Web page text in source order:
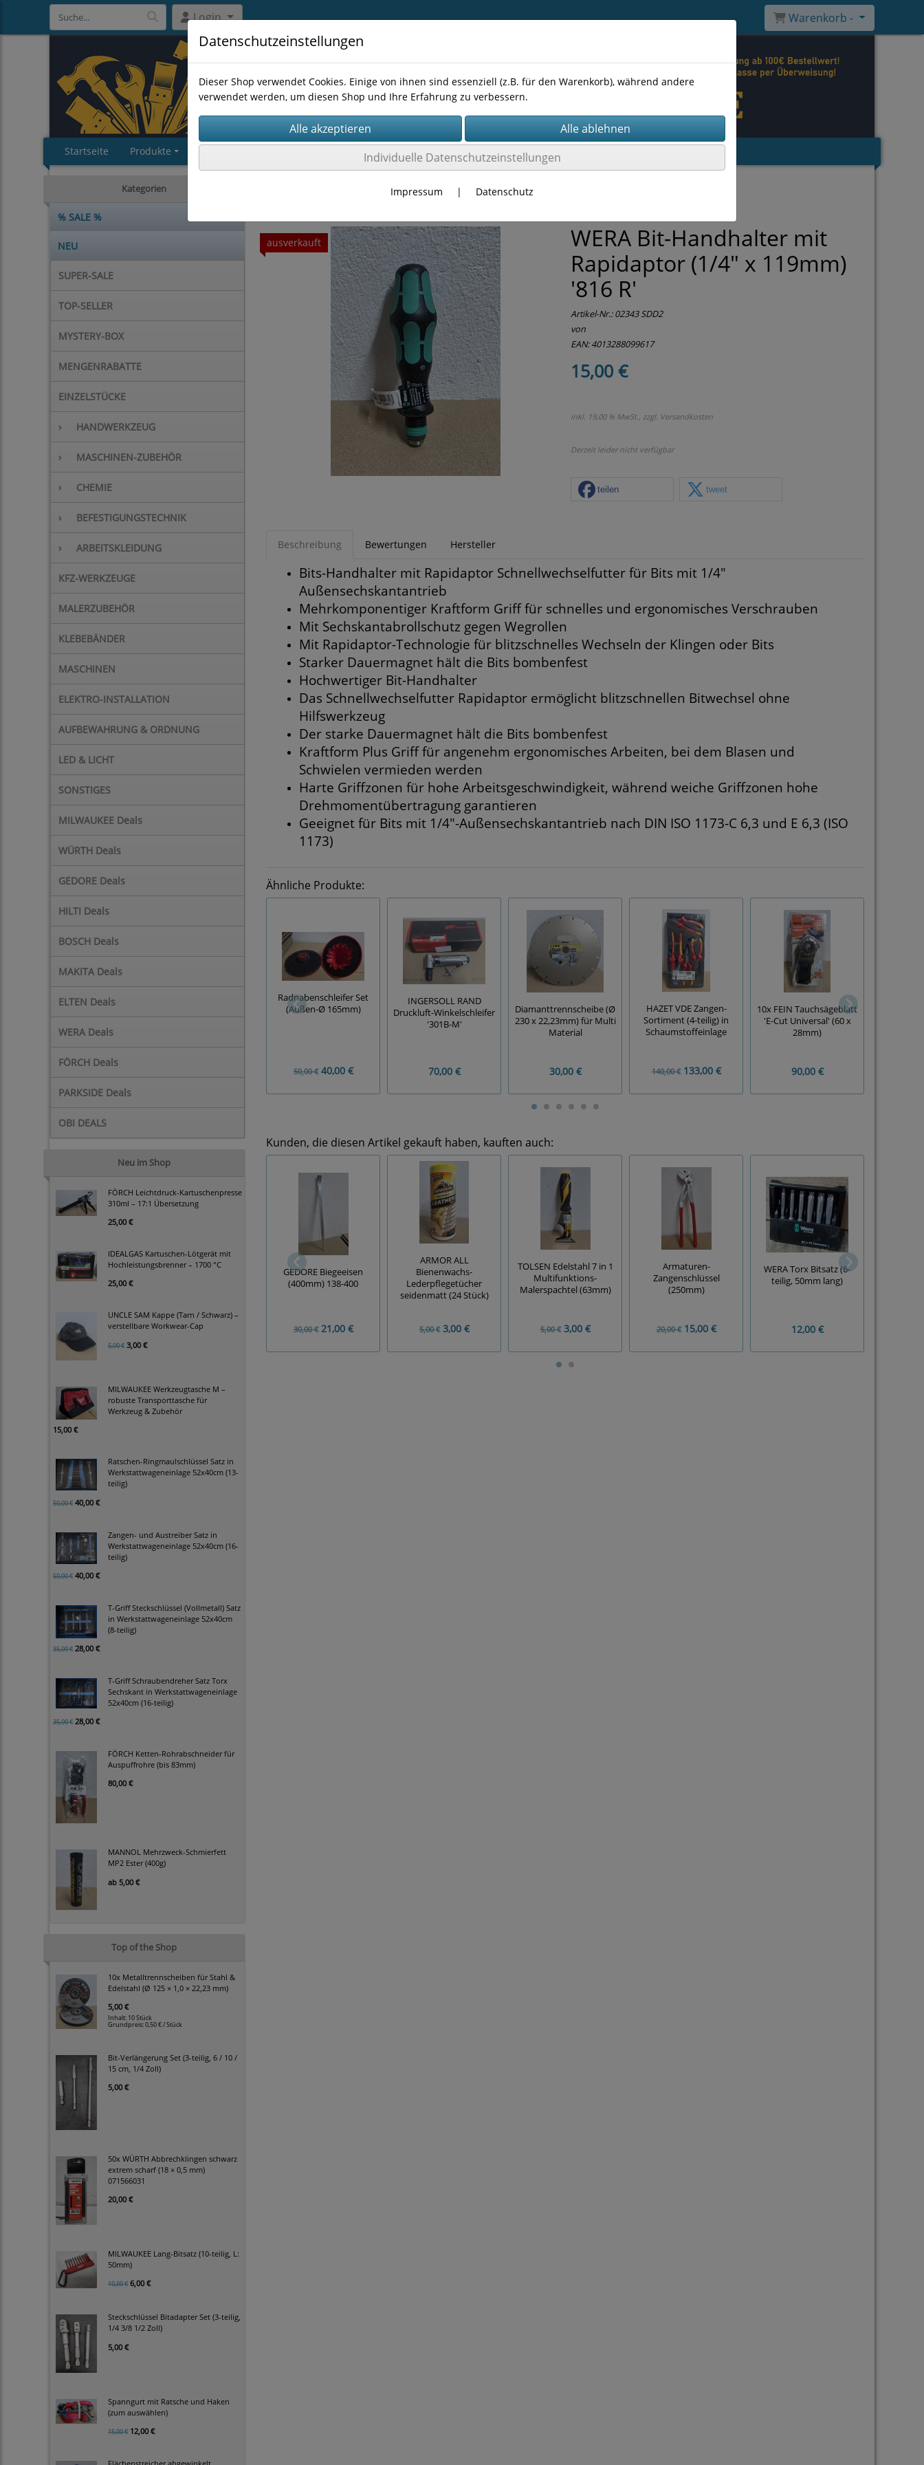
Login Warenkorb -
Startseite Produkte
Kategorien
% SALE %
NEU
SUPER-SALE
TOP-SELLER
MYSTERY-BOX
MENGENRABATTE
EINZELSTÜCKE
› HANDWERKZEUG
› MASCHINEN-ZUBEHÖR
› CHEMIE
› BEFESTIGUNGSTECHNIK
› ARBEITSKLEIDUNG
KFZ-WERKZEUGE
MALERZUBEHÖR
KLEBEBÄNDER
MASCHINEN
ELEKTRO-INSTALLATION
AUFBEWAHRUNG & ORDNUNG
LED & LICHT
SONSTIGES
MILWAUKEE Deals
WÜRTH Deals
GEDORE Deals
HILTI Deals
BOSCH Deals
MAKITA Deals
ELTEN Deals
WERA Deals
FÖRCH Deals
PARKSIDE Deals
OBI DEALS
Neu im Shop
FÖRCH Leichtdruck-Kartuschenpresse
310ml – 17:1 Übersetzung
25,00 €
IDEALGAS Kartuschen-Lötgerät mit
Hochleistungsbrenner – 1700 °C
25,00 €
UNCLE SAM Kappe (Tarn / Schwarz) –
verstellbare Workwear-Cap
5,00 € 3,00 €
MILWAUKEE Werkzeugtasche M –
robuste Transporttasche für
Werkzeug & Zubehör
15,00 €
Ratschen-Ringmaulschlüssel Satz in
Werkstattwageneinlage 52x40cm (13-
teilig)
50,00 € 40,00 €
Zangen- und Austreiber Satz in
Werkstattwageneinlage 52x40cm (16-
teilig)
50,00 € 40,00 €
T-Griff Steckschlüssel (Vollmetall) Satz
in Werkstattwageneinlage 52x40cm
(8-teilig)
35,00 € 28,00 €
T-Griff Schraubendreher Satz Torx
Sechskant in Werkstattwageneinlage
52x40cm (16-teilig)
35,00 € 28,00 €
FÖRCH Ketten-Rohrabschneider für
Auspuffrohre (bis 83mm)
80,00 €
MANNOL Mehrzweck-Schmierfett
MP2 Ester (400g)
ab 5,00 €
Top of the Shop
10x Metalltrennscheiben für Stahl &
Edelstahl (Ø 125 × 1,0 × 22,23 mm)
5,00 €
Inhalt: 10 Stück
Grundpreis:0,50 € / Stück
Bit-Verlängerung Set (3-teilig, 6 / 10 /
15 cm, 1/4 Zoll)
5,00 €
50x WÜRTH Abbrechklingen schwarz
extrem scharf (18 × 0,5 mm)
071566031
20,00 €
MILWAUKEE Lang-Bitsatz (10-teilig, L:
50mm)
10,00 € 6,00 €
Steckschlüssel Bitadapter Set (3-teilig,
1/4 3/8 1/2 Zoll)
5,00 €
Spanngurt mit Ratsche und Haken
(zum auswählen)
15,00 € 12,00 €
ausverkauft
WERA Bit-Handhalter mit
Rapidaptor (1/4" x 119mm)
'816 R'
Artikel-Nr.:02343 SDD2
von
EAN: 4013288099617
15,00 €
inkl. 19,00 % MwSt., zzgl. Versandkosten
Derzeit leider nicht verfügbar
teilen tweet
Beschreibung Bewertungen Hersteller
Bits-Handhalter mit Rapidaptor Schnellwechselfutter für Bits mit 1/4"
Außensechskantantrieb
Mehrkomponentiger Kraftform Griff für schnelles und ergonomisches Verschrauben
Mit Sechskantabrollschutz gegen Wegrollen
Mit Rapidaptor-Technologie für blitzschnelles Wechseln der Klingen oder Bits
Starker Dauermagnet hält die Bits bombenfest
Hochwertiger Bit-Handhalter
Das Schnellwechselfutter Rapidaptor ermöglicht blitzschnellen Bitwechsel ohne
Hilfswerkzeug
Der starke Dauermagnet hält die Bits bombenfest
Kraftform Plus Griff für angenehm ergonomisches Arbeiten, bei dem Blasen und
Schwielen vermieden werden
Harte Griffzonen für hohe Arbeitsgeschwindigkeit, während weiche Griffzonen hohe
Drehmomentübertragung garantieren
Geeignet für Bits mit 1/4"-Außensechskantantrieb nach DIN ISO 1173-C 6,3 und E 6,3 (ISO
1173)
Ähnliche Produkte:
Radnabenschleifer Set
(Außen-Ø 165mm)
50,00 €40,00 €
INGERSOLL RAND
Druckluft-Winkelschleifer
'301B-M'
70,00 €
Diamanttrennscheibe (Ø
230 x 22,23mm) für Multi
Material
30,00 €
HAZET VDE Zangen-
Sortiment (4-teilig) in
Schaumstoffeinlage
140,00 €133,00 €
10x FEIN Tauchsägeblatt
'E-Cut Universal' (60 x
28mm)
90,00 €
Kunden, die diesen Artikel gekauft haben, kauften auch:
GEDORE Biegeeisen
(400mm) 138-400
30,00 €21,00 €
ARMOR ALL
Bienenwachs-
Lederpflegetücher
seidenmatt (24 Stück)
5,00 €3,00 €
TOLSEN Edelstahl 7 in 1
Multifunktions-
Malerspachtel (63mm)
5,00 €3,00 €
Armaturen-
Zangenschlüssel
(250mm)
20,00 €15,00 €
WERA Torx Bitsatz (6-
teilig, 50mm lang)
12,00 €
Datenschutzeinstellungen
Dieser Shop verwendet Cookies. Einige von ihnen sind essenziell (z.B. für den Warenkorb), während andere
verwendet werden, um diesen Shop und Ihre Erfahrung zu verbessern.
Individuelle Datenschutzeinstellungen
Impressum | Datenschutz